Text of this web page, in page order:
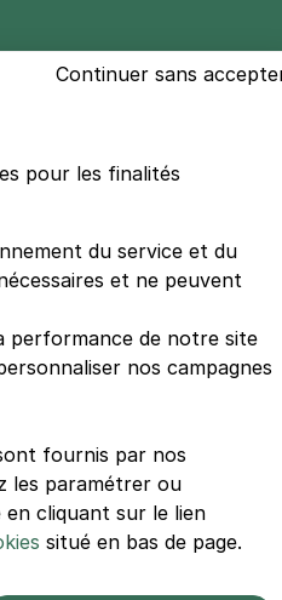
réservés - Fabriqué avec soin à
et Paris
Continuer sans
pour les finalités
du service et du
et ne peuvent
performance de notre site
nos campagnes
fournis par nos
les paramétrer ou
cliquant sur le lien
situé en bas de page.